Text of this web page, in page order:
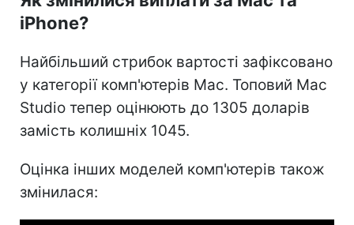
iPhone?
Найбільший стрибок вартості зафіксовано
у категорії комп'ютерів Mac. Топовий Mac
Studio тепер оцінюють до 1305 доларів
замість колишніх 1045.
Оцінка інших моделей комп'ютерів також
змінилася: